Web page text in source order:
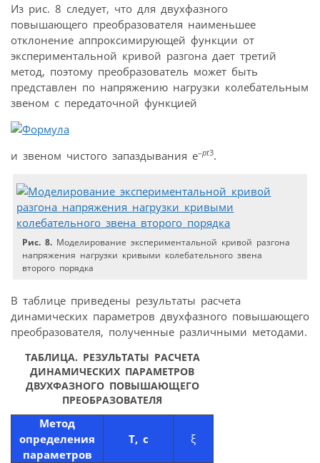
Из рис. 8 следует, что для двухфазного
повышающего преобразователя наименьшее
отклонение аппроксимирующей функции от
экспериментальной кривой разгона дает третий
метод, поэтому преобразователь может быть
представлен по напряжению нагрузки колебательным
звеном с передаточной функцией
и звеном чистого запаздывания e–pt3.
Рис. 8. Моделирование экспериментальной кривой разгона
напряжения нагрузки кривыми колебательного звена
второго порядка
В таблице приведены результаты расчета
динамических параметров двухфазного повышающего
преобразователя, полученные различными методами.
ТАБЛИЦА. РЕЗУЛЬТАТЫ РАСЧЕТА
ДИНАМИЧЕСКИХ ПАРАМЕТРОВ
ДВУХФАЗНОГО ПОВЫШАЮЩЕГО
ПРЕОБРАЗОВАТЕЛЯ
Метод
определения
параметров
T, c ξ